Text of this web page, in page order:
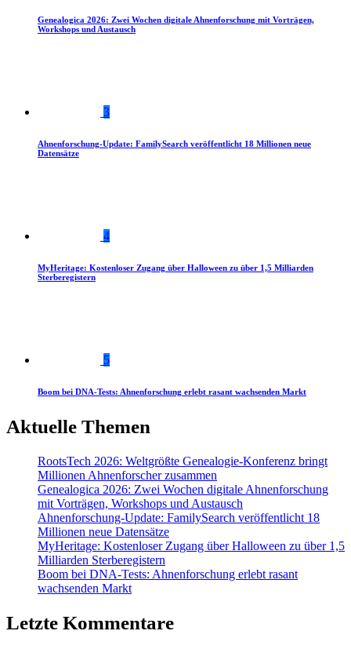
Genealogica 2026: Zwei Wochen digitale Ahnenforschung mit Vorträgen,
Workshops und Austausch
3
Ahnenforschung-Update: FamilySearch veröffentlicht 18 Millionen neue
Datensätze
4
MyHeritage: Kostenloser Zugang über Halloween zu über 1,5 Milliarden
Sterberegistern
5
Boom bei DNA-Tests: Ahnenforschung erlebt rasant wachsenden Markt
Aktuelle Themen
RootsTech 2026: Weltgrößte Genealogie-Konferenz bringt
Millionen Ahnenforscher zusammen
Genealogica 2026: Zwei Wochen digitale Ahnenforschung
mit Vorträgen, Workshops und Austausch
Ahnenforschung-Update: FamilySearch veröffentlicht 18
Millionen neue Datensätze
MyHeritage: Kostenloser Zugang über Halloween zu über 1,5
Milliarden Sterberegistern
Boom bei DNA-Tests: Ahnenforschung erlebt rasant
wachsenden Markt
Letzte Kommentare